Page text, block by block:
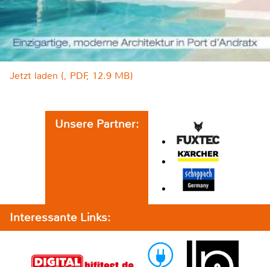
Jetzt laden (, PDF, 12.9 MB)
Unsere Partner:
Interessante Links: